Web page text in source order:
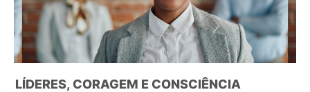
LÍDERES, CORAGEM E CONSCIÊNCIA